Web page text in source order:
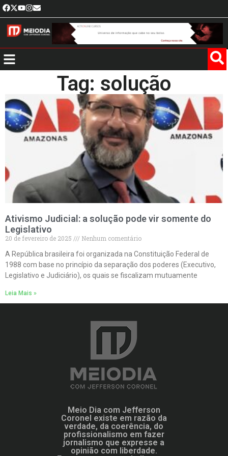
Tag: solução
Ativismo Judicial: a solução pode vir somente do
Legislativo
20 de fevereiro de 2025
Nenhum comentário
A República brasileira foi organizada na Constituição Federal de
1988 com base no princípio da separação dos poderes (Executivo,
Legislativo e Judiciário), os quais se fiscalizam mutuamente
Leia Mais »
Meio Dia com Jefferson
Coronel existe em razão da
verdade, da coerência, do
profissionalismo em fazer
jornalismo que expresse a
opinião com liberdade.